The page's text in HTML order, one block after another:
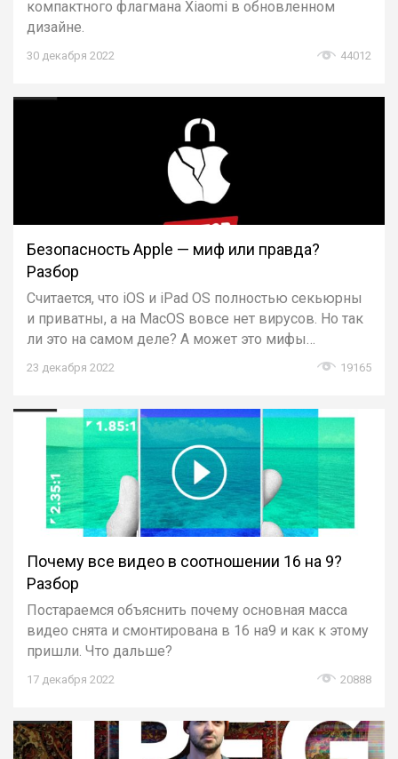
компактного флагмана Xiaomi в обновленном
дизайне.
30 декабря 2022 44012
Безопасность Apple — миф или правда?
Разбор
Считается, что iOS и iPad OS полностью секьюрны
и приватны, а на MacOS вовсе нет вирусов. Но так
ли это на самом деле? А может это мифы…
23 декабря 2022 19165
Почему все видео в соотношении 16 на 9?
Разбор
Постараемся объяснить почему основная масса
видео снята и смонтирована в 16 на9 и как к этому
пришли. Что дальше?
17 декабря 2022 20888